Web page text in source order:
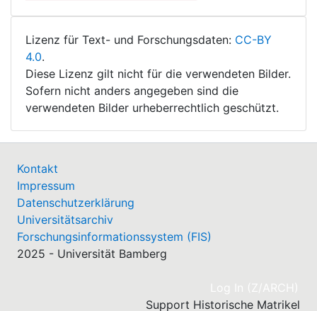
Lizenz für Text- und Forschungsdaten: CC-BY
4.0.
Diese Lizenz gilt nicht für die verwendeten Bilder.
Sofern nicht anders angegeben sind die
verwendeten Bilder urheberrechtlich geschützt.
Kontakt
Impressum
Datenschutzerklärung
Universitätsarchiv
Forschungsinformationssystem (FIS)
2025 - Universität Bamberg
Log In (Z/ARCH)
Support Historische Matrikel